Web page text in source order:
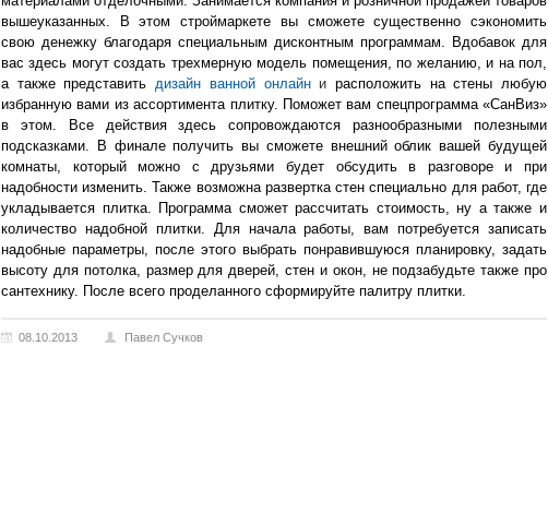
вышеуказанных. В этом строймаркете вы сможете существенно сэкономить
свою денежку благодаря специальным дисконтным программам. Вдобавок для
вас здесь могут создать трехмерную модель помещения, по желанию, и на пол,
а также представитьдизайн ванной онлайни расположить на стены любую
избранную вами из ассортимента плитку. Поможет вам спецпрограмма «СанВиз»
в этом. Все действия здесь сопровождаются разнообразными полезными
подсказками. В финале получить вы сможете внешний облик вашей будущей
комнаты, который можно с друзьями будет обсудить в разговоре и при
надобности изменить. Также возможна развертка стен специально для работ, где
укладывается плитка. Программа сможет рассчитать стоимость, ну а также и
количество надобной плитки. Для начала работы, вам потребуется записать
надобные параметры, после этого выбрать понравившуюся планировку, задать
высоту для потолка, размер для дверей, стен и окон, не подзабудьте также про
сантехнику. После всего проделанного сформируйте палитру плитки.
08.10.2013 Павел Сучков